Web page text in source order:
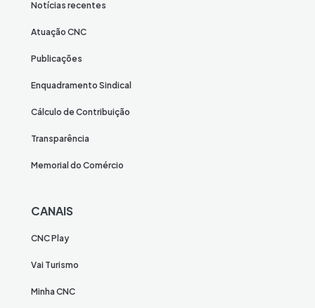
Notícias recentes
Atuação CNC
Publicações
Enquadramento Sindical
Cálculo de Contribuição
Transparência
Memorial do Comércio
CANAIS
CNC Play
Vai Turismo
Minha CNC